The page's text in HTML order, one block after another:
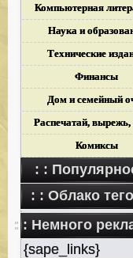
Компьютерная
Наука и
Технические
Финансы
Дом и семейный
Распечатай, вырежь,
Комиксы
: :
: : Облако
: : Немного
{sape_links}